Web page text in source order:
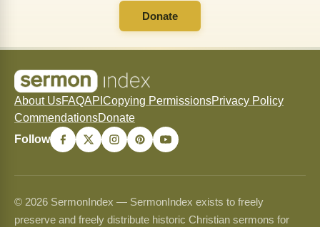
Donate
About UsFAQAPI Copying PermissionsPrivacy Policy
CommendationsDonate
Follow
© 2026 SermonIndex — SermonIndex exists to freely
preserve and freely distribute historic Christian sermons for